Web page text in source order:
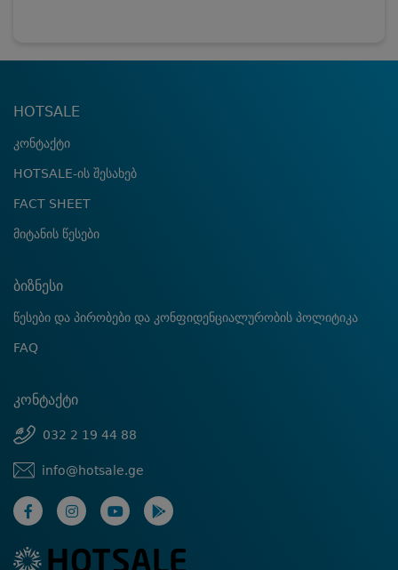
HOTSALE
კონტაქტი
HOTSALE-ის შესახებ
FACT SHEET
მიტანის წესები
ბიზნესი
წესები და პირობები და კონფიდენციალურობის პოლიტიკა
FAQ
კონტაქტი
032 2 19 44 88
info@hotsale.ge